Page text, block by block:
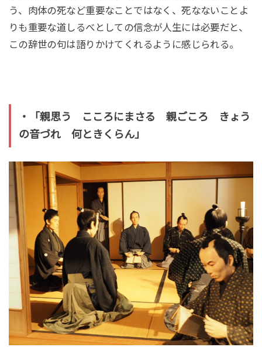
う、肉体の死など重要なことではなく、死なないことよ
りも重要な道しるべとしての信念が人生には必要だと、
この辞世の句は語りかけてくれるように感じられる。
・「親思う こころにまさる 親ごころ きょう
の音づれ 何ときくらん」